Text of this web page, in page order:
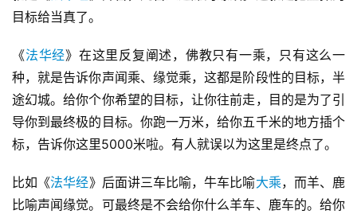
目标给当真了。
《法华经》在这里反复阐述，佛教只有一乘，只有这么一
种，就是告诉你声闻乘、缘觉乘，这都是阶段性的目标，半
途幻城。给你个你希望的目标，让你往前走，目的是为了引
导你到最终极的目标。你跑一万米，给你五千米的地方插个
标，告诉你这里5000米啦。有人就误以为这里是终点了。
比如《法华经》后面讲三车比喻，牛车比喻大乘，而羊、鹿
比喻声闻缘觉。可最终是不会给你什么羊车、鹿车的。给你